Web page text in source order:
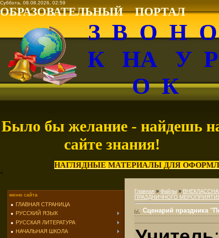
Суббота, 08.08.2026, 02:59
ОБРАЗОВАТЕЛЬНЫЙ ПОРТАЛ
З В О Н
К НА У
О К
Было бы желание - найдешь
сайте знания!
НАГЛЯДНЫЕ МАТЕРИАЛЫ ДЛЯ
<
меню сайта
ГЛАВНАЯ СТРАНИЦА
РУССКИЙ ЯЗЫК
РУССКАЯ ЛИТЕРАТУРА
НАЧАЛЬНАЯ ШКОЛА
Главная » Файлы »
ПРАЗДНИЧНОГО
Сценарий праздника